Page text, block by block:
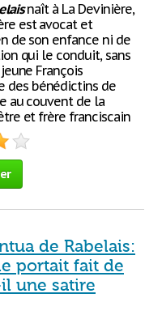
naît à La Devinière,
est avocat et
de son enfance ni de
qui le conduit, sans
François
des bénédictins de
au couvent de la
et frère franciscain
de Rabelais:
portait fait de
une satire